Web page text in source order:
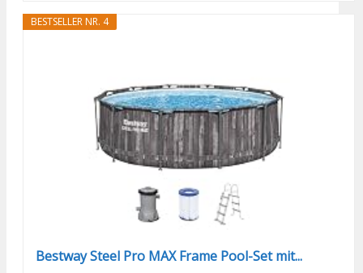
BESTSELLER NR. 4
Bestway Steel Pro MAX Frame Pool-Set mit...